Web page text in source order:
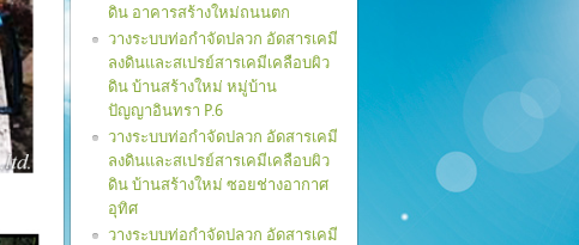
ดิน อาคารสร้างใหม่ถนนตก
วางระบบท่อกำจัดปลวก อัดสารเคมี
ลงดินและสเปรย์สารเคมีเคลือบผิว
ดิน บ้านสร้างใหม่ หมู่บ้าน
ปัญญาอินทรา P.6
วางระบบท่อกำจัดปลวก อัดสารเคมี
ลงดินและสเปรย์สารเคมีเคลือบผิว
ดิน บ้านสร้างใหม่ ซอยช่างอากาศ
อุทิศ
วางระบบท่อกำจัดปลวก อัดสารเคมี